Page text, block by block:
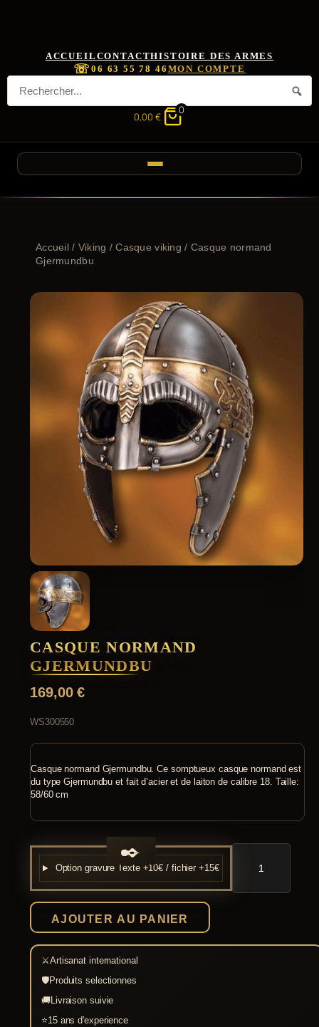
ACCUEIL CONTACTHISTOIRE DES ARMES
☏06 63 55 78 46 MON COMPTE
0,00 €
0
Accueil/ Viking /Casque viking / Casque normand
Gjermundbu
CASQUE NORMAND
GJERMUNDBU
169,00€
WS300550
Casque normand Gjermundbu. Ce somptueux casque normand est
du type Gjermundbu et fait d’acier et de laiton de calibre 18. Taille:
58/60 cm
Option gravure Texte +10€ / fichier +15€
quantité
Casque
AJOUTER AU PANIER
⚔Artisanat international
🛡Produits selectionnes
🚚Livraison suivie
⭐15 ans d'experience